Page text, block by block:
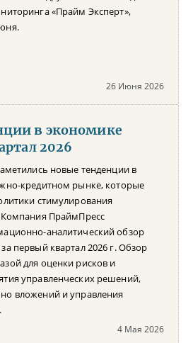
«Прайм Эксперт»,
26 Июня 2026
в экономике
2026
новые тенденции в
кредитном рынке, которые
стимулирования
Компания ПраймПресс
аналитический обзор
первый квартал 2026 г. Обзор
для оценки рисков и
управленческих решений,
вложений и управления
4 Мая 2026